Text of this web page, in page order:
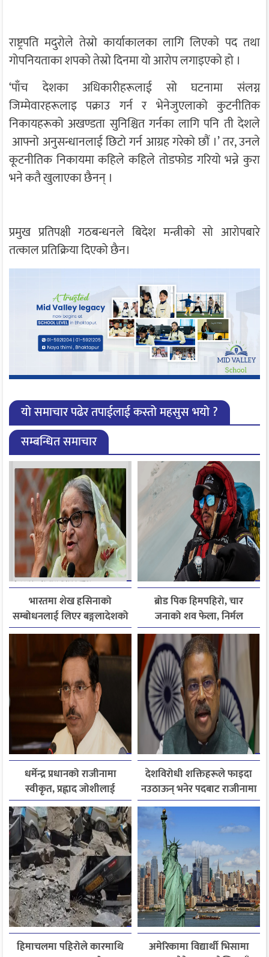
राष्ट्रपति मदुरोले तेस्रो कार्याकालका लागि लिएको पद तथा
गोपनियताका शपको तेस्रो दिनमा यो आरोप लगाइएको हो ।
‘पाँच देशका अधिकारीहरूलाई सो घटनामा संलग्न
जिम्मेवारहरूलाइ पक्राउ गर्न र भेनेजुएलाको कुटनीतिक
निकायहरूको अखण्डता सुनिश्चित गर्नका लागि पनि ती देशले
आफ्नो अनुसन्धानलाई छिटो गर्न आग्रह गरेको छौं ।’ तर, उनले
कूटनीतिक निकायमा कहिले कहिले तोडफोड गरियो भन्ने कुरा
भने कतै खुलाएका छैनन् ।
प्रमुख प्रतिपक्षी गठबन्धनले बिदेश मन्त्रीको सो आरोपबारे
तत्काल प्रतिक्रिया दिएको छैन।
यो समाचार पढेर तपाईलाई कस्तो महसुस भयो ?
सम्बन्धित समाचार
भारतमा शेख हसिनाको
सम्बोधनलाई लिएर बङ्गलादेशको
आपत्ति
ब्रोड पिक हिमपहिरो, चार
जनाको शव फेला, निर्मल
पुर्जासहित ६ जना अझै बेपत्ता,
खोजी कार्य रातभरीका लागि
स्थगित
धर्मेन्द्र प्रधानको राजीनामा
स्वीकृत, प्रह्लाद जोशीलाई
शिक्षामन्त्रीको अतिरिक्त
जिम्मेवारी
देशविरोधी शक्तिहरूले फाइदा
नउठाऊन् भनेर पदबाट राजीनामा
दिएको हुँः धर्मेन्द्र प्रधान
हिमाचलमा पहिरोले कारमाथि
अमेरिकामा विद्यार्थी भिसामा